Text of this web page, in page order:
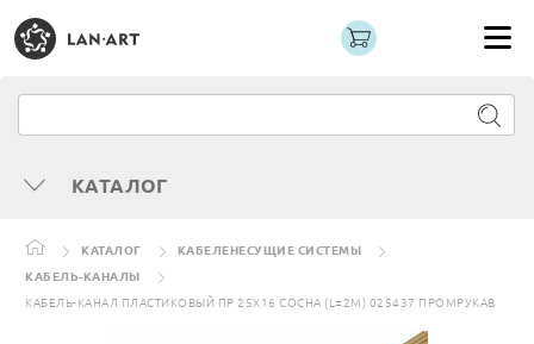
КАТАЛОГ
КАТАЛОГ
КАБЕЛЕНЕСУЩИЕ СИСТЕМЫ
КАБЕЛЬ-КАНАЛЫ
КАБЕЛЬ-КАНАЛ ПЛАСТИКОВЫЙ ПР 25Х16 СОСНА (L=2М) 025437 ПРОМРУКАВ